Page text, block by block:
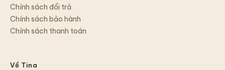
Chính sách đổi trả
Chính sách bảo hành
Chính sách thanh toán
Về Tina